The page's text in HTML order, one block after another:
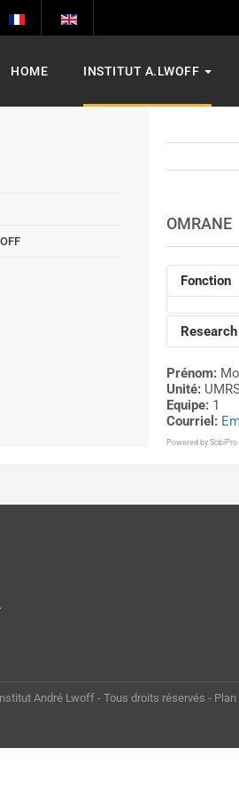
HOME INSTITUT A.LWOFF
OMRANE
Fonction
Research
Prénom:
Unité:
Equipe: 1
Courriel:
Powered by SobiPro
André Lwoff - Tous droits réservés -